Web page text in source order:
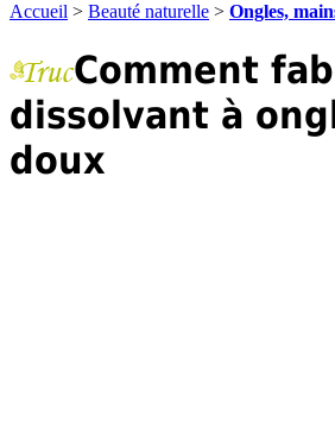
Accueil > Beauté naturelle > Ongles,
Comment
dissolvant à
doux